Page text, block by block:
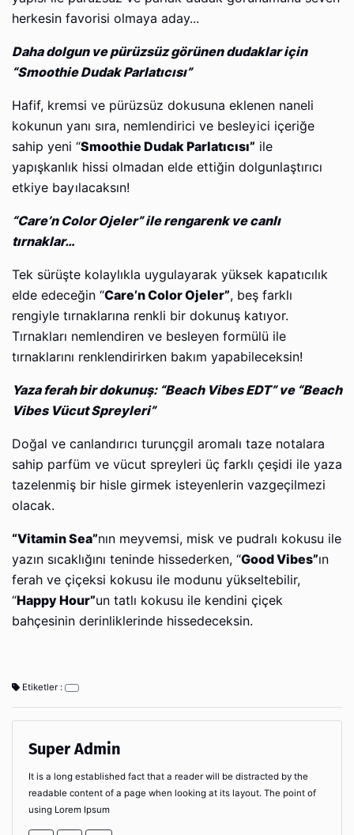
herkesin favorisi olmaya aday...
Daha dolgun ve pürüzsüz görünen dudaklar için
“Smoothie Dudak Parlatıcısı”
Hafif, kremsi ve pürüzsüz dokusuna eklenen naneli
kokunun yanı sıra, nemlendirici ve besleyici içeriğe
sahip yeni “Smoothie Dudak Parlatıcısı” ile
yapışkanlık hissi olmadan elde ettiğin dolgunlaştırıcı
etkiye bayılacaksın!
“Care’n Color Ojeler” ile rengarenk ve canlı
tırnaklar…
Tek sürüşte kolaylıkla uygulayarak yüksek kapatıcılık
elde edeceğin “Care’n Color Ojeler”, beş farklı
rengiyle tırnaklarına renkli bir dokunuş katıyor.
Tırnakları nemlendiren ve besleyen formülü ile
tırnaklarını renklendirirken bakım yapabileceksin!
Yaza ferah bir dokunuş: “Beach Vibes EDT” ve “Beach
Vibes Vücut Spreyleri”
Doğal ve canlandırıcı turunçgil aromalı taze notalara
sahip parfüm ve vücut spreyleri üç farklı çeşidi ile yaza
tazelenmiş bir hisle girmek isteyenlerin vazgeçilmezi
olacak.
“Vitamin Sea”nın meyvemsi, misk ve pudralı kokusu ile
yazın sıcaklığını teninde hissederken, “Good Vibes”ın
ferah ve çiçeksi kokusu ile modunu yükseltebilir,
“Happy Hour”un tatlı kokusu ile kendini çiçek
bahçesinin derinliklerinde hissedeceksin.
Etiketler :
Super Admin
It is a long established fact that a reader will be distracted by the
readable content of a page when looking at its layout. The point of
using Lorem Ipsum